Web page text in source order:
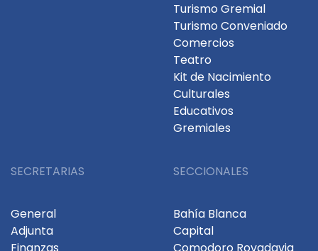
Turismo Gremial
Turismo Conveniado
Comercios
Teatro
Kit de Nacimiento
Culturales
Educativos
Gremiales
SECRETARIAS
General
Adjunta
SECCIONALES
Bahía Blanca
Capital